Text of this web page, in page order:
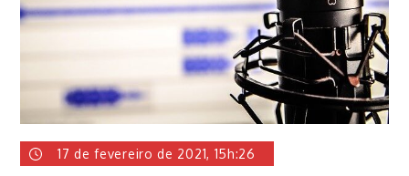
17 de fevereiro de 2021, 15h:26